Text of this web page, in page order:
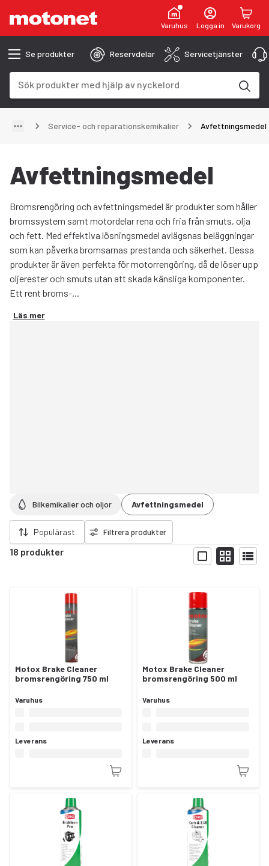
Varuhus Logga in Varukorg
Se produkter Reservdelar Servicetjänster
Service- och reparationskemikalier Avfettningsmedel
Avfettningsmedel
Bromsrengöring och avfettningsmedel är produkter som håller
bromssystem samt motordelar rena och fria från smuts, olja
och fett. Med effektiva lösningsmedel avlägsnas beläggningar
som kan påverka bromsarnas prestanda och säkerhet. Dessa
produkter är även perfekta för motorrengöring, då de löser upp
oljerester och smuts utan att skada känsliga komponenter.
Ett rent broms-...
Läs mer
Bilkemikalier och oljor Avfettningsmedel
Populärast Filtrera produkter
18 produkter
Visa
filter
Motox Brake Cleaner
bromsrengöring 750 ml
Varuhus
Leverans
Motox Brake Cleaner
bromsrengöring 500 ml
Varuhus
Leverans